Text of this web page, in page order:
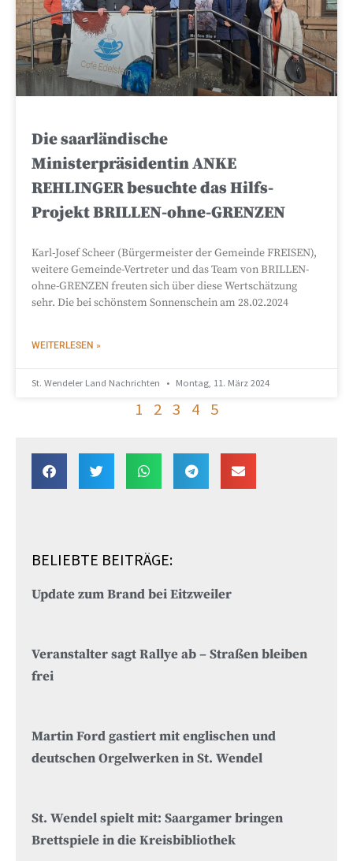
Die saarländische
Ministerpräsidentin ANKE
REHLINGER besuchte das Hilfs-
Projekt BRILLEN-ohne-GRENZEN
Karl-Josef Scheer (Bürgermeister der Gemeinde FREISEN),
weitere Gemeinde-Vertreter und das Team von BRILLEN-
ohne-GRENZEN freuten sich über diese Wertschätzung
sehr. Die bei schönstem Sonnenschein am 28.02.2024
WEITERLESEN »
St. Wendeler Land Nachrichten Montag, 11. März 2024
1 2 3 4 5
BELIEBTE BEITRÄGE:
Update zum Brand bei Eitzweiler
Veranstalter sagt Rallye ab – Straßen bleiben
frei
Martin Ford gastiert mit englischen und
deutschen Orgelwerken in St. Wendel
St. Wendel spielt mit: Saargamer bringen
Brettspiele in die Kreisbibliothek